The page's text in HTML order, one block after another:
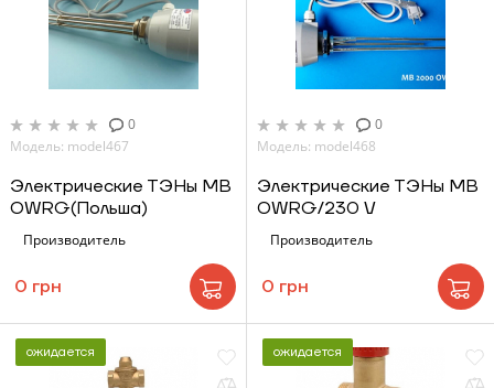
0
Модель: model467
Электрические ТЭНы MB
OWRG(Польша)
Производитель
0 грн
0
Модель: model468
Электрические ТЭНы MB
OWRG/230 V
Производитель
0 грн
ожидается ожидается
Заказать
Обратный звонок
Отправить
ЗАКАЗАТЬ УСЛУГУ МОНТАЖА
Корзина